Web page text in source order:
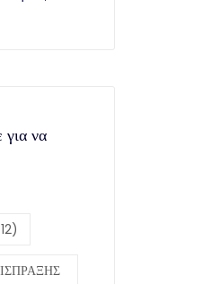
για να